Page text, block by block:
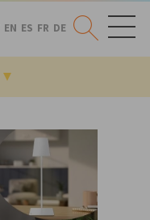
EN ES FR DE